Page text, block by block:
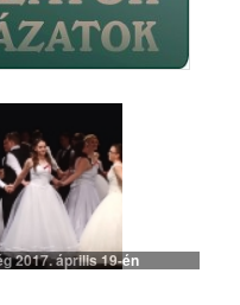
2017. április 19-én